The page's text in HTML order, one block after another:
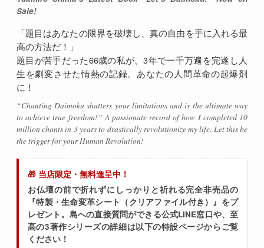
Sale!
「題目はあなたの限界を破壊し、真の自由を手に入れる最
高の方法だ！」
題目が苦手だった66歳の私が、3年で一千万遍を完遂し人
生を劇変させた情熱の記録。あなたの人間革命の起爆剤
に！
“Chanting Daimoku shatters your limitations and is the ultimate way
to achieve true freedom!” A passionate record of how I completed 10
million chants in 3 years to drastically revolutionize my life. Let this be
the trigger for your Human Revolution!
🎁 当店限定・無料進呈中！
お仏壇の前で折れずにしっかりと祈れる完全非売品の
『特製・生命変革シート（クリアファイル付き）』をプ
レゼント。島への直接質問ができる公式LINE窓口や、至
高の3著作シリーズの詳細は以下の特設ページからご覧
ください！